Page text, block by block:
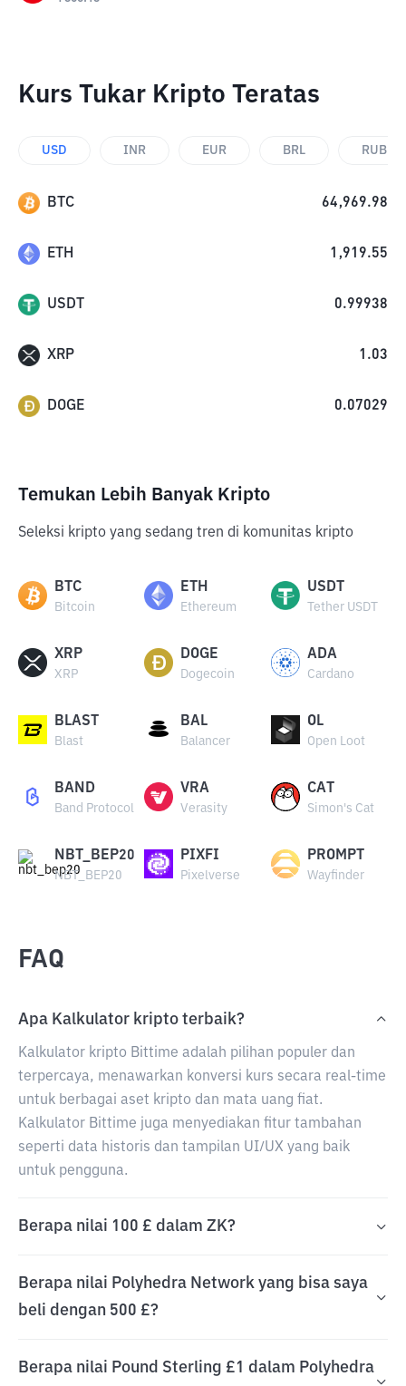
Kurs Tukar Kripto Teratas
USD INR EUR BRL RUB
BTC 64,969.98
ETH 1,919.55
USDT 0.99938
XRP 1.03
DOGE 0.07029
Temukan Lebih Banyak Kripto
Seleksi kripto yang sedang tren di komunitas kripto
BTC
Bitcoin
ETH
Ethereum
USDT
Tether USDT
XRP
XRP
DOGE
Dogecoin
ADA
Cardano
BLAST
Blast
BAL
Balancer
OL
Open Loot
BAND
Band Protocol
VRA
Verasity
CAT
Simon's Cat
NBT_BEP20
NBT_BEP20
PIXFI
Pixelverse
PROMPT
Wayfinder
FAQ
Apa Kalkulator kripto terbaik?
Kalkulator kripto Bittime adalah pilihan populer dan
terpercaya, menawarkan konversi kurs secara real-time
untuk berbagai aset kripto dan mata uang fiat.
Kalkulator Bittime juga menyediakan fitur tambahan
seperti data historis dan tampilan UI/UX yang baik
untuk pengguna.
Berapa nilai 100 £ dalam ZK?
Berapa nilai Polyhedra Network yang bisa saya
beli dengan 500 £?
Berapa nilai Pound Sterling £1 dalam Polyhedra